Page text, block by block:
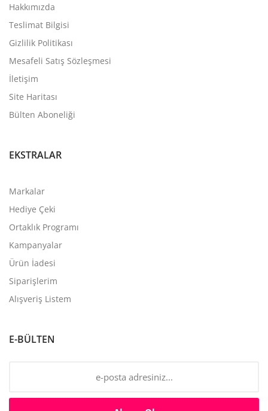
Hakkımızda
Teslimat Bilgisi
Gizlilik Politikası
Mesafeli Satış Sözleşmesi
İletişim
Site Haritası
Bülten Aboneliği
EKSTRALAR
Markalar
Hediye Çeki
Ortaklık Programı
Kampanyalar
Ürün İadesi
Siparişlerim
Alışveriş Listem
E-BÜLTEN